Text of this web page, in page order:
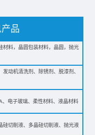
品
材料，晶圆包装材料，晶圆，抛光
动机清洗剂、除锈剂、脱漆剂、
电子玻璃、柔性材料、液晶材料
硅切削液、多晶硅切削液、抛光液